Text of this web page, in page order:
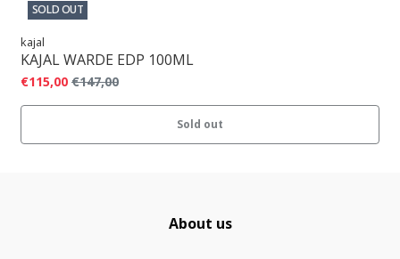
SOLD OUT
kajal
KAJAL WARDE EDP 100ML
€115,00 €147,00
Sold out
About us